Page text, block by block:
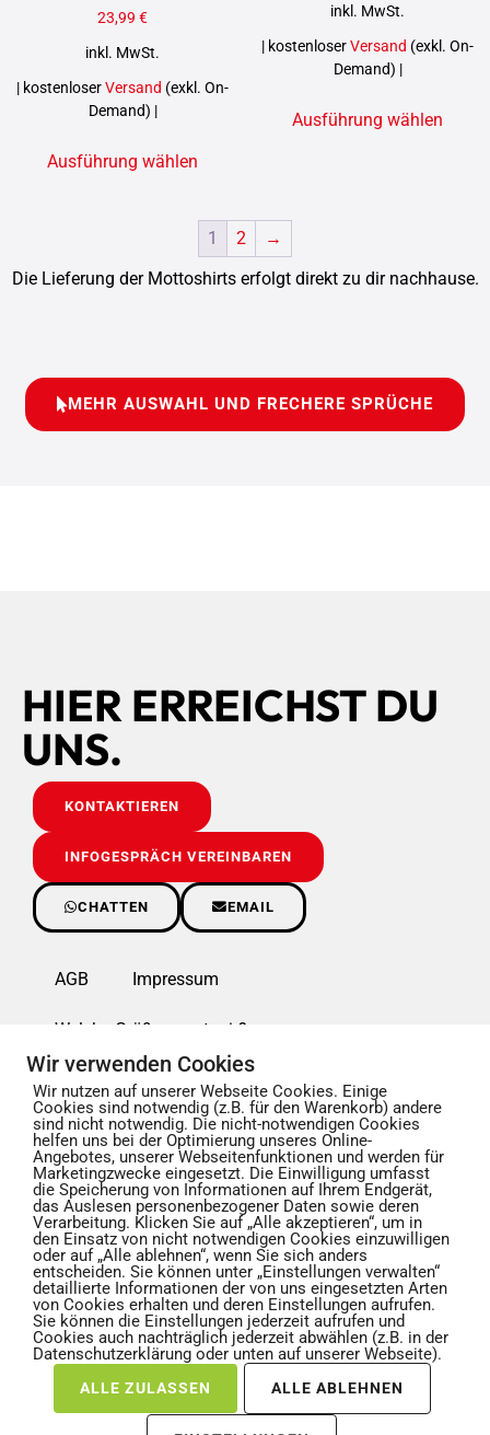
23,99 €
inkl. MwSt.
| kostenloserVersand (exkl. On-
Demand) |
Ausführung wählen
inkl. MwSt.
| kostenloserVersand (exkl. On-
Demand) |
Ausführung wählen
1 2
→
Die Lieferung der Mottoshirts erfolgt direkt zu dir nachhause.
MEHR AUSWAHL UND FRECHERE SPRÜCHE
HIER ERREICHST DU
UNS.
KONTAKTIEREN
INFOGESPRÄCH VEREINBAREN
CHATTEN EMAIL
AGB Impressum
Welche Größe passt mir?
Waschanleitung für Textilien
Widerrufsbelehrung Datenschutzerklärung
Zahlungsmethoden Lieferarten
Liefertracking Karriere
Rechtsverstoß melden (z.B. Copyright)
Wir verwenden Cookies
Wir nutzen auf unserer Webseite Cookies. Einige
Cookies sind notwendig (z.B. für den Warenkorb) andere
sind nicht notwendig. Die nicht-notwendigen Cookies
helfen uns bei der Optimierung unseres Online-
Angebotes, unserer Webseitenfunktionen und werden für
Marketingzwecke eingesetzt. Die Einwilligung umfasst
die Speicherung von Informationen auf Ihrem Endgerät,
das Auslesen personenbezogener Daten sowie deren
Verarbeitung. Klicken Sie auf „Alle akzeptieren“, um in
den Einsatz von nicht notwendigen Cookies einzuwilligen
oder auf „Alle ablehnen“, wenn Sie sich anders
entscheiden. Sie können unter „Einstellungen verwalten“
detaillierte Informationen der von uns eingesetzten Arten
von Cookies erhalten und deren Einstellungen aufrufen.
Sie können die Einstellungen jederzeit aufrufen und
Cookies auch nachträglich jederzeit abwählen (z.B. in der
Datenschutzerklärung oder unten auf unserer Webseite).
ALLE ZULASSEN ALLE ABLEHNEN